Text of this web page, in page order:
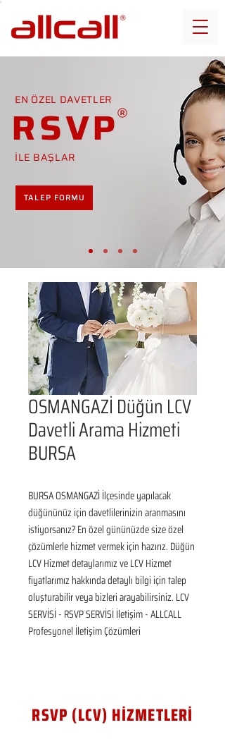
EN ÖZEL DAVETLER
RSVP
İLE BAŞLAR
TALEP FORMU
OSMANGAZİ Düğün LCV
Davetli Arama Hizmeti
BURSA
BURSA OSMANGAZİ İlçesinde yapılacak
düğününüz için davetlilerinizin aranmasını
istiyorsanız? En özel gününüzde size özel
çözümlerle hizmet vermek için hazırız. Düğün
LCV Hizmet detaylarımız ve LCV Hizmet
fiyatlarımız hakkında detaylı bilgi için talep
oluşturabilir veya bizleri arayabilirsiniz. LCV
SERVİSİ - RSVP SERVİSİ İletişim - ALLCALL
Profesyonel İletişim Çözümleri
RSVP (LCV) HİZMETLERİ